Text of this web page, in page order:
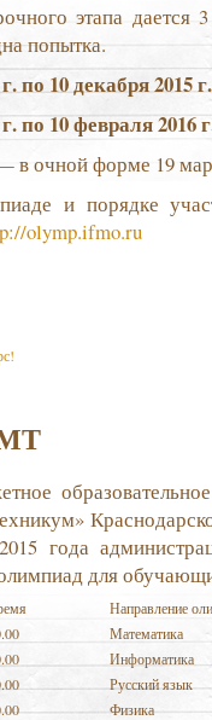
этапа дается
попытка.
по 10 декабря 2015 г.
по 10 февраля 2016
в очной форме 19
и порядке
olymp.ifmo.ru
года
для
Направление
Математика
Информатика
Русский язык
Физика